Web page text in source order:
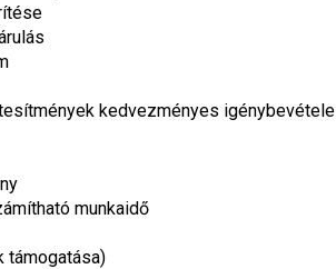
kedvezményes igénybevétele
munkaidő
támogatása)